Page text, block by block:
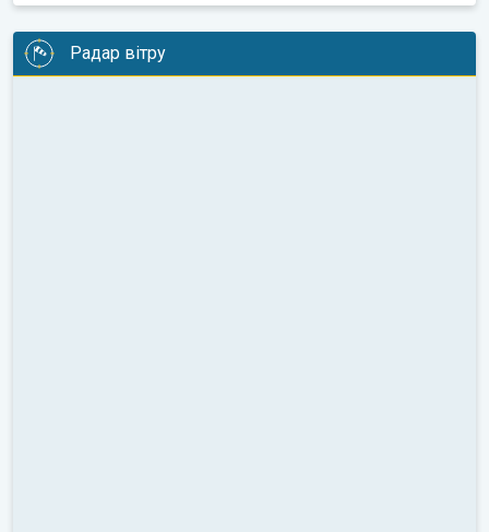
Радар вітру